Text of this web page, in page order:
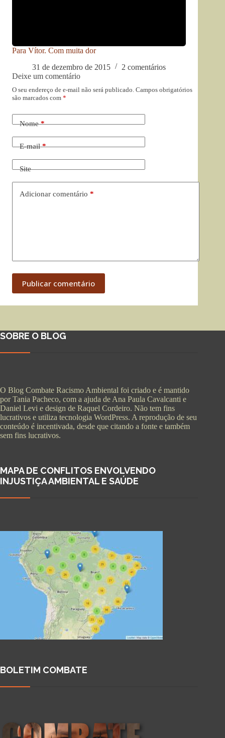
Para Vítor. Com muita dor
31 de dezembro de 2015
2 comentários
Deixe um comentário
O seu endereço de e-mail não será publicado. Campos obrigatórios
são marcados com *
Nome*
E-mail*
Site
Adicionar comentário *
Publicar comentário
SOBRE O BLOG
O Blog Combate Racismo Ambiental foi criado e é mantido
por Tania Pacheco, com a ajuda de Ana Paula Cavalcanti e
Daniel Levi e design de Raquel Cordeiro. Não tem fins
lucrativos e utiliza tecnologia WordPress. A reprodução de seu
conteúdo é incentivada, desde que citando a fonte e também
sem fins lucrativos.
MAPA DE CONFLITOS ENVOLVENDO
INJUSTIÇA AMBIENTAL E SAÚDE
BOLETIM COMBATE